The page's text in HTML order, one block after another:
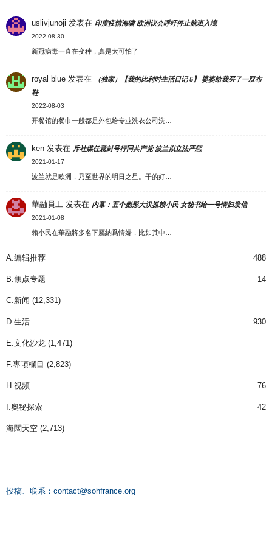
uslivjunoji 发表在 印度疫情海啸 欧洲议会呼吁停止航班入境
2022-08-30
新冠病毒一直在变种，真是太可怕了
royal blue 发表在
（独家）【我的比利时生活日记 5】 婆婆给我买了一双布
鞋
2022-08-03
开餐馆的餐巾一般都是外包给专业洗衣公司洗…
ken 发表在 斥社媒任意封号行同共产党 波兰拟立法严惩
2021-01-17
波兰就是欧洲，乃至世界的明日之星。干的好…
華融員工 发表在 内幕：五个彪形大汉抓赖小民 女秘书给一号情妇发信
2021-01-08
賴小民在華融將多名下屬納爲情婦，比如其中…
A.编辑推荐 488
B.焦点专题 14
C.新闻 (12,331)
D.生活 930
E.文化沙龙 (1,471)
F.專項欄目 (2,823)
H.视频 76
I.奧秘探索 42
海闊天空 (2,713)
投稿、联系： contact@sohfrance.org